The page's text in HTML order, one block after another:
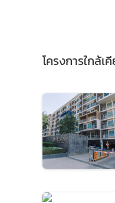
โครงการใกล้เ